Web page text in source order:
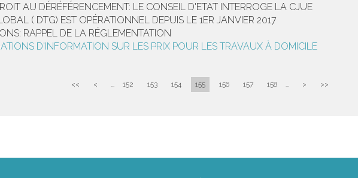
AU DÉRÉFÉRENCEMENT: LE CONSEIL D'ETAT INTERROGE LA CJUE
( DTG) EST OPÉRATIONNEL DEPUIS LE 1ER JANVIER 2017
RAPPEL DE LA RÉGLEMENTATION
D'INFORMATION SUR LES PRIX POUR LES TRAVAUX À DOMICILE
<< < ... 152 153 154 155 156 157 158 ... > >>